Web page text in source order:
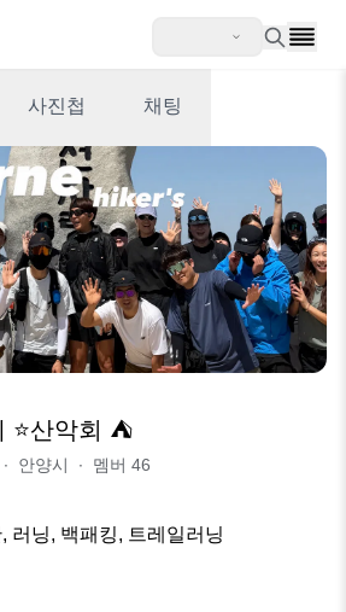
사진첩 채팅
산악회 ⛺
∙ 안양시 ∙ 멤버 46
닝, 백패킹, 트레일러닝